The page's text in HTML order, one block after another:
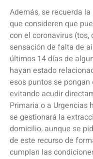
Además, se recuerda
que consideren que
con el coronavirus (tos,
sensación de falta de
últimos 14 días de
hayan estado
esos puntos se pongan
evitando acudir
Primaria o a Urgencias
se gestionará la
domicilio, aunque se
de este recurso de
cumplan las